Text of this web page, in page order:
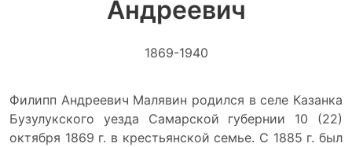
Андреевич
1869-1940
Филипп Андреевич Малявин родился в селе Казанка
Бузулукского уезда Самарской губернии 10 (22)
октября 1869 г. в крестьянской семье. С 1885 г. был